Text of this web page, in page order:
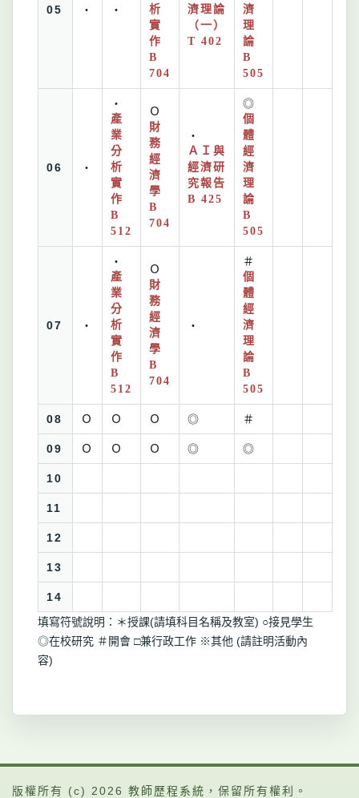
05 ・ ・
析
實
作
B
704
濟理論
（一）
T 402
濟
理
論
B
505
06 ・
・
產
業
分
析
實
作
B
512
Ｏ
財
務
經
濟
學
B
704
・
ＡＩ與
經濟研
究報告
B 425
◎
個
體
經
濟
理
論
B
505
07 ・
・
產
業
分
析
實
作
B
512
Ｏ
財
務
經
濟
學
B
704
・
＃
個
體
經
濟
理
論
B
505
08 Ｏ Ｏ Ｏ ◎ ＃
09 Ｏ Ｏ Ｏ ◎ ◎
10
11
12
13
14
填寫符號說明：＊授課(請填科目名稱及教室) ○接見學生
◎在校研究 ＃開會 □兼行政工作 ※其他 (請註明活動內
容)
版權所有 (c) 2026 教師歷程系統 ，保留所有權利。